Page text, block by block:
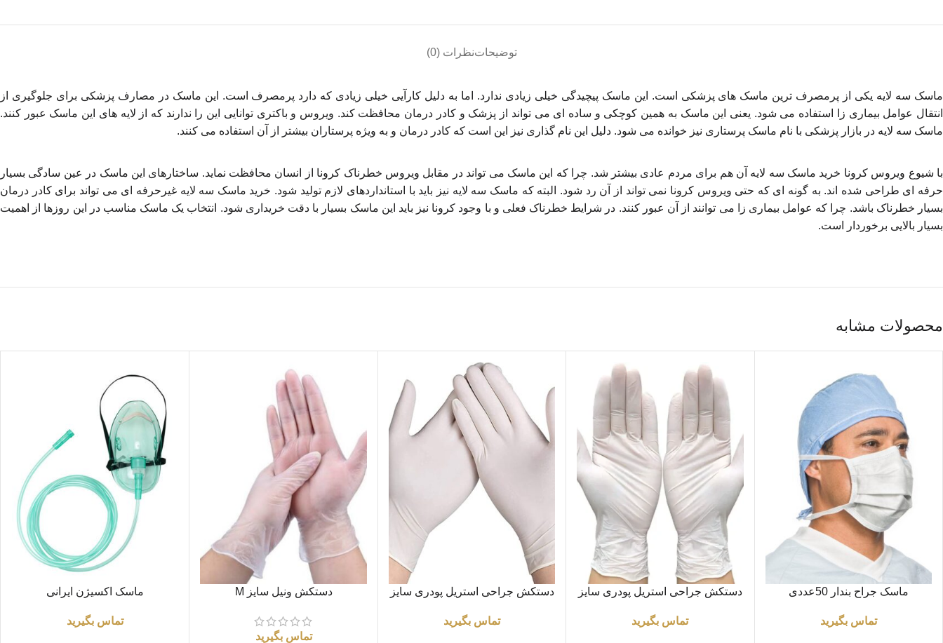
توضیحاتنظرات (0)
ماسک سه لایه یکی از پرمصرف ترین ماسک های پزشکی است. این ماسک پیچیدگی خیلی زیادی ندارد. اما به دلیل کارآیی خیلی زیادی که دارد پرمصرف است. این ماسک در مصارف پزشکی برای جلوگیری از
انتقال عوامل بیماری زا استفاده می شود. یعنی این ماسک به همین کوچکی و ساده ای می تواند از پزشک و کادر درمان محافظت کند. ویروس و باکتری توانایی این را ندارند که از لایه های این ماسک عبور کنند.
ماسک سه لایه در بازار پزشکی با نام ماسک پرستاری نیز خوانده می شود. دلیل این نام گذاری نیز این است که کادر درمان و به ویژه پرستاران بیشتر از آن استفاده می کنند.
با شیوع ویروس کرونا خرید ماسک سه لایه آن هم برای مردم عادی بیشتر شد. چرا که این ماسک می تواند در مقابل ویروس خطرناک کرونا از انسان محافظت نماید. ساختارهای این ماسک در عین سادگی بسیار
حرفه ای طراحی شده اند. به گونه ای که حتی ویروس کرونا نمی تواند از آن رد شود. البته که ماسک سه لایه نیز باید با استانداردهای لازم تولید شود. خرید ماسک سه لایه غیرحرفه ای می تواند برای کادر درمان
بسیار خطرناک باشد. چرا که عوامل بیماری زا می توانند از آن عبور کنند. در شرایط خطرناک فعلی و با وجود کرونا نیز باید این ماسک بسیار با دقت خریداری شود. انتخاب یک ماسک مناسب در این روزها از اهمیت
بسیار بالایی برخوردار است.
محصولات مشابه
اطلاعات بیشتر
ماسک جراح بندار 50عددی
تماس بگیرید
اطلاعات بیشتر
دستکش جراحی استریل پودری سایز
تماس بگیرید
اطلاعات بیشتر
دستکش جراحی استریل پودری سایز
تماس بگیرید
اطلاعات بیشتردستکش ونیل سایز M
تماس بگیرید
اطلاعات بیشترماسک اکسیژن ایرانی
تماس بگیرید